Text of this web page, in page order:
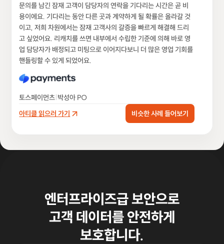
문의를 남긴 잠재 고객이 담당자의 연락을 기다리는 시간은 곧 비
용이에요. 기다리는 동안 다른 곳과 계약하게 될 확률은 올라갈 것
이고, 저희 차원에서는 잠재 고객사의 갈증을 빠르게 해결해 드리
고 싶었어요. 리캐치를 쓰면 내부에서 수립한 기준에 의해 바로 영
업 담당자가 배정되고 미팅으로 이어지다보니 더 많은 영업 기회를
핸들링할 수 있게 되었어요.
토스페이먼츠|박성아 PO
아티클 읽으러 가기
비슷한 사례 들어보기
엔터프라이즈급 보안으로
고객 데이터를 안전하게
보호합니다.